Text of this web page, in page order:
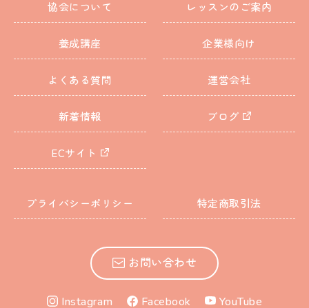
協会について レッスンのご案内
養成講座 企業様向け
よくある質問 運営会社
新着情報 ブログ
ECサイト
プライバシーポリシー 特定商取引法
お問い合わせ
Instagram Facebook YouTube